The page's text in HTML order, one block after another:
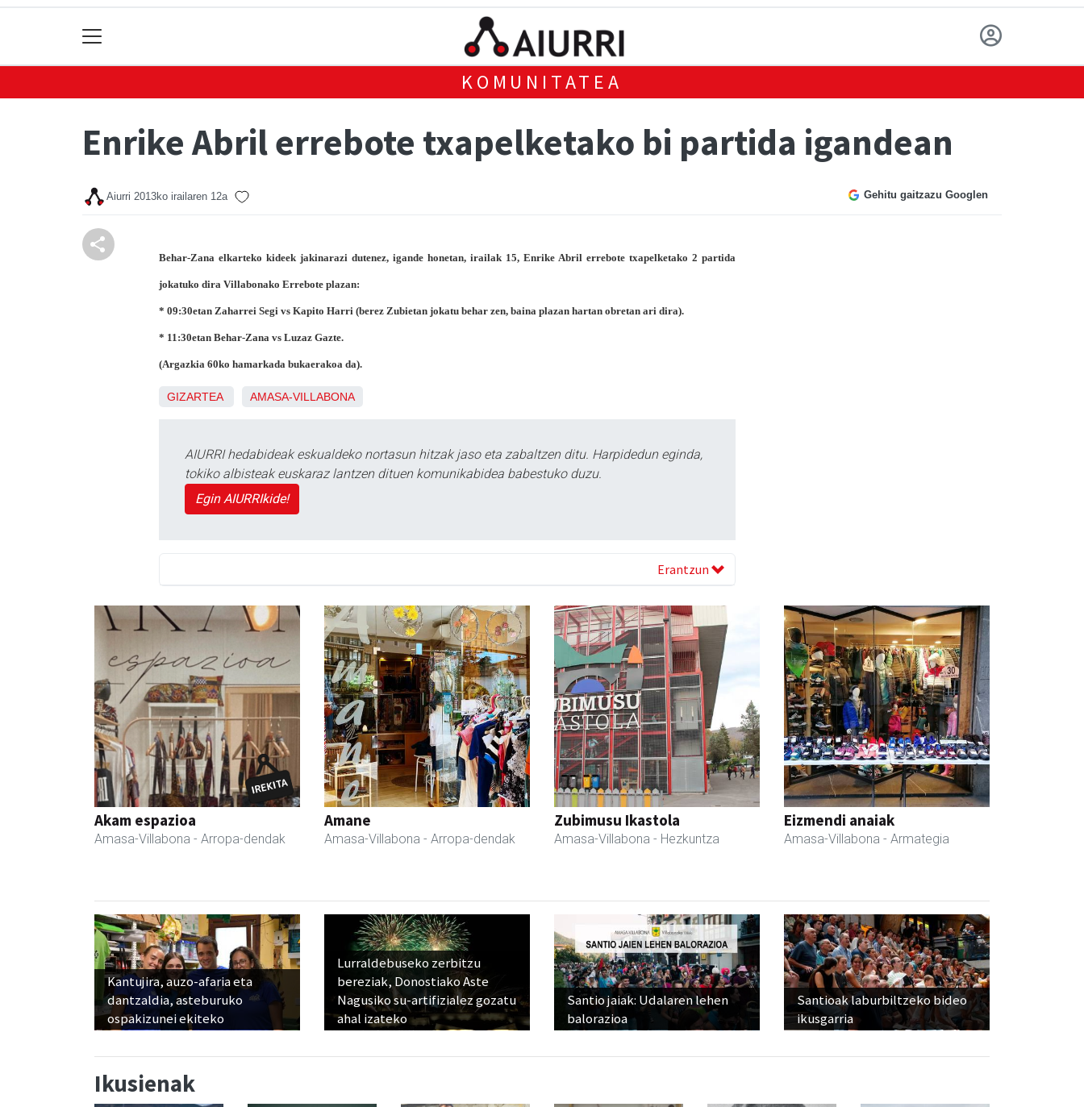
KOMUNITATEA
Enrike Abril errebote txapelketako bi partida igandean
Aiurri 2013ko irailaren 12a Gehitu gaitzazu Googlen
Behar-Zana elkarteko kideek jakinarazi dutenez, igande honetan, irailak 15, Enrike Abril errebote txapelketako 2 partida
jokatuko dira Villabonako Errebote plazan:
* 09:30etan Zaharrei Segi vs Kapito Harri (berez Zubietan jokatu behar zen, baina plazan hartan obretan ari dira).
* 11:30etan Behar-Zana vs Luzaz Gazte.
(Argazkia 60ko hamarkada bukaerakoa da).
GIZARTEA AMASA-VILLABONA
AIURRI hedabideak eskualdeko nortasun hitzak jaso eta zabaltzen ditu. Harpidedun eginda,
tokiko albisteak euskaraz lantzen dituen komunikabidea babestuko duzu.
Egin AIURRIkide!
Erantzun
Akam espazioa
Amasa-Villabona - Arropa-dendak
Amane
Amasa-Villabona - Arropa-dendak
Zubimusu Ikastola
Amasa-Villabona - Hezkuntza
Eizmendi anaiak
Amasa-Villabona - Armategia
Kantujira, auzo-afaria eta
dantzaldia, asteburuko
ospakizunei ekiteko
Lurraldebuseko zerbitzu
bereziak, Donostiako Aste
Nagusiko su-artifizialez gozatu
ahal izateko
Santio jaiak: Udalaren lehen
balorazioa
Santioak laburbiltzeko bideo
ikusgarria
Ikusienak